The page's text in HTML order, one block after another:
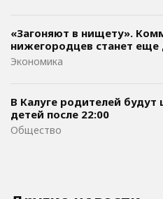
«Загоняют в нищету».
нижегородцев станет
Экономика
В Калуге родителей
детей после 22:00
Общество